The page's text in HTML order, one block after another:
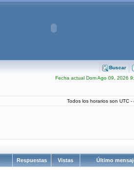
Buscar
Fecha actual Dom Ago 09, 2026
Todos los horarios son UTC -
Respuestas Vistas Último